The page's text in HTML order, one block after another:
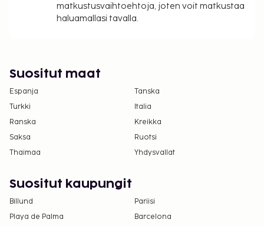
matkustusvaihtoehtoja, joten voit matkustaa
haluamallasi tavalla.
Suositut maat
Espanja
Tanska
Turkki
Italia
Ranska
Kreikka
Saksa
Ruotsi
Thaimaa
Yhdysvallat
Suositut kaupungit
Billund
Pariisi
Playa de Palma
Barcelona